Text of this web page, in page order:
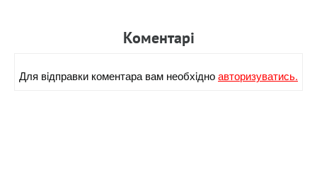
Коментарi
Для вiдправки коментара вам необхiдноавторизуватись.